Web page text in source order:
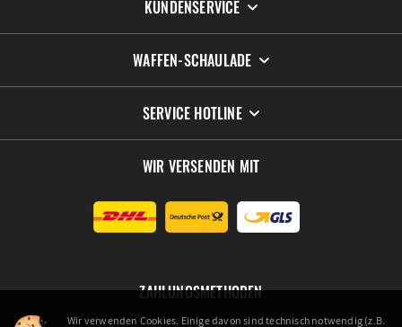
KUNDENSERVICE
WAFFEN-SCHAULADE
SERVICE HOTLINE
WIR VERSENDEN MIT
ZAHLUNGSMETHODEN
Wir verwenden Cookies. Einige davon sind technisch notwendig (z.B.